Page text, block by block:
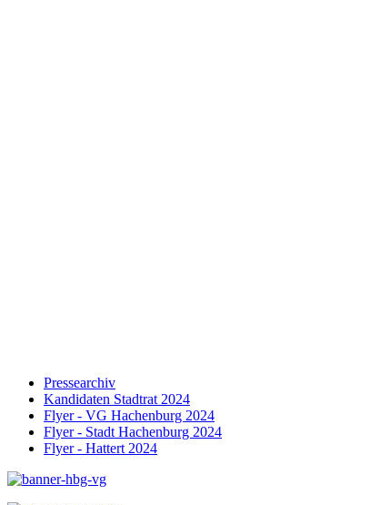
Pressearchiv
Kandidaten Stadtrat 2024
Flyer - VG Hachenburg 2024
Flyer - Stadt Hachenburg 2024
Flyer - Hattert 2024